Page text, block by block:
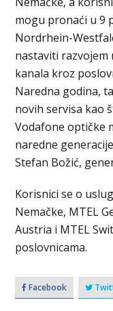
mogu pronaći u 9
Nordrhein-
nastaviti
kanala kroz
Naredna godina,
novih servisa kao
Vodafone optičke
naredne
Stefan Božić,
Korisnici se o
Nemačke, MTEL
Austria i MTEL
poslovnicama.
Facebook